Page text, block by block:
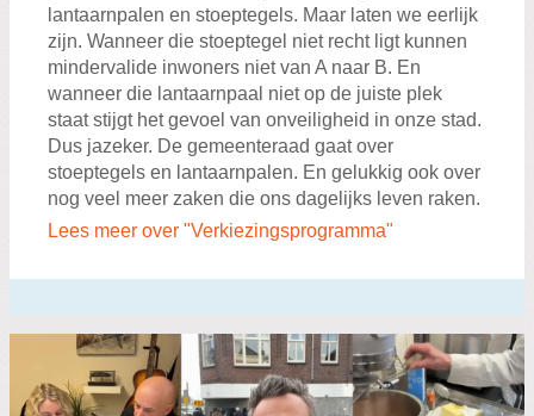
lantaarnpalen en stoeptegels. Maar laten we eerlijk
zijn. Wanneer die stoeptegel niet recht ligt kunnen
mindervalide inwoners niet van A naar B. En
wanneer die lantaarnpaal niet op de juiste plek
staat stijgt het gevoel van onveiligheid in onze stad.
Dus jazeker. De gemeenteraad gaat over
stoeptegels en lantaarnpalen. En gelukkig ook over
nog veel meer zaken die ons dagelijks leven raken.
Lees meer over "Verkiezingsprogramma"